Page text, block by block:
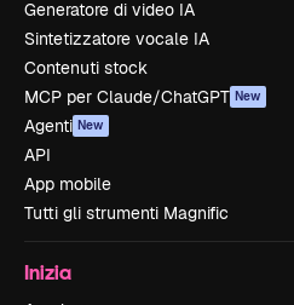
Generatore di video IA
Sintetizzatore vocale IA
Contenuti stock
MCP per Claude/ChatGPT New
Agenti New
API
App mobile
Tutti gli strumenti Magnific
Inizia